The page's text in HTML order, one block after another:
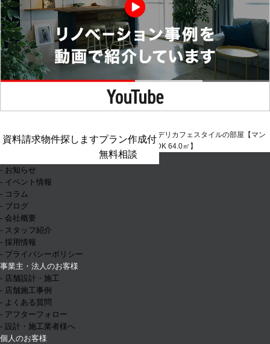
資料請求物件探しますプラン作成付
無料相談
北九州の店舗設計・リ
ノベーション
施工
事例
> Deli Cafe Styleデリカフェスタイルの部屋【マン
ション 4DK→3LDK 64.0㎡】
- お知らせ
- イベント情報
- コラム
- ブログ
- 会社概要
- スタッフ紹介
- 採用情報
- プライバシーポリシー
事業主・法人のお客様
- 店舗設計・施工
- 店舗施工事例
- よくある質問
- アフターフォロー
- 設計・施工業者様へ
個人のお客様